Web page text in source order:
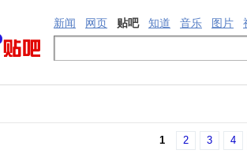
新闻 网页 贴吧 知道 音乐 图片
1 2 3 4